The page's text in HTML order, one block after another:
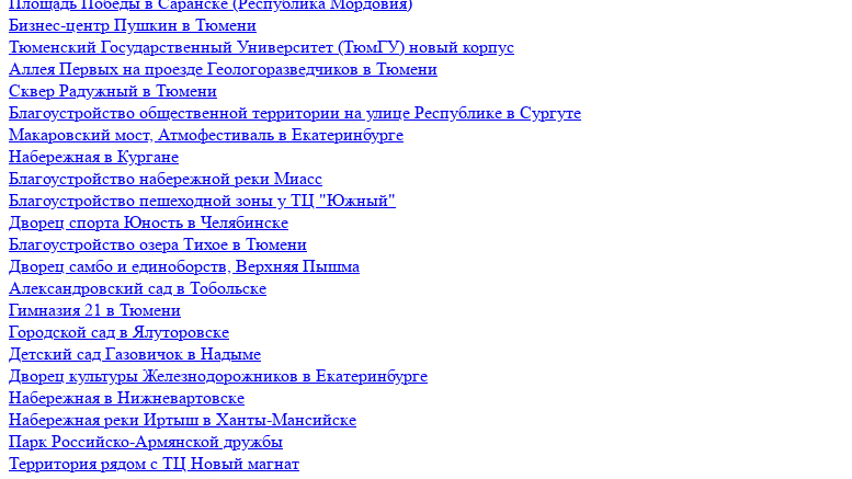
Бизнес-центр Пушкин в Тюмени
Тюменский Государственный Университет (ТюмГУ) новый корпус
Аллея Первых на проезде Геологоразведчиков в Тюмени
Сквер Радужный в Тюмени
Благоустройство общественной территории на улице Республике в Сургуте
Макаровский мост, Атмофестиваль в Екатеринбурге
Набережная в Кургане
Благоустройство набережной реки Миасс
Благоустройство пешеходной зоны у ТЦ "Южный"
Дворец спорта Юность в Челябинске
Благоустройство озера Тихое в Тюмени
Дворец самбо и единоборств, Верхняя Пышма
Александровский сад в Тобольске
Гимназия 21 в Тюмени
Городской сад в Ялуторовске
Детский сад Газовичок в Надыме
Дворец культуры Железнодорожников в Екатеринбурге
Набережная в Нижневартовске
Набережная реки Иртыш в Ханты-Мансийске
Парк Российско-Армянской дружбы
Территория рядом с ТЦ Новый магнат